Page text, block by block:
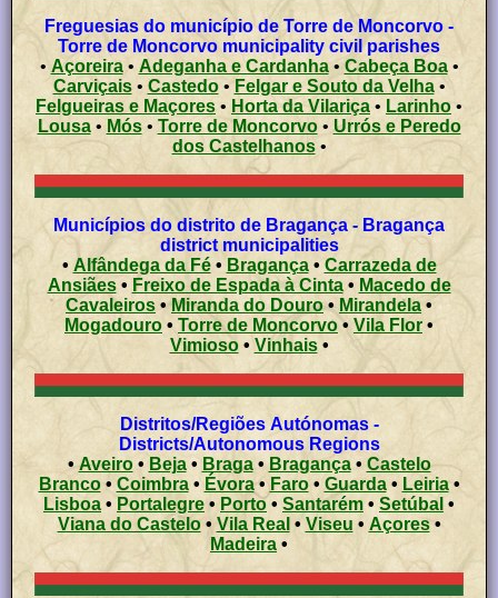
Freguesias do município de Torre de Moncorvo -
Torre de Moncorvo municipality civil parishes
• Açoreira• Adeganha e Cardanha• Cabeça Boa•
Carviçais• Castedo• Felgar e Souto da Velha•
Felgueiras e Maçores • Horta da Vilariça • Larinho•
Lousa• Mós• Torre de Moncorvo•Urrós e Peredo
dos Castelhanos•
Municípios do distrito de Bragança - Bragança
district municipalities
• Alfândega da Fé• Bragança•Carrazeda de
Ansiães• Freixo de Espada à Cinta• Macedo de
Cavaleiros • Miranda do Douro• Mirandela •
Mogadouro • Torre de Moncorvo• Vila Flor •
Vimioso• Vinhais•
Distritos/Regiões Autónomas -
Districts/Autonomous Regions
•Aveiro• Beja• Braga•Bragança• Castelo
Branco•Coimbra• Évora• Faro• Guarda• Leiria•
Lisboa • Portalegre • Porto • Santarém• Setúbal •
Viana do Castelo• Vila Real • Viseu • Açores •
Madeira •